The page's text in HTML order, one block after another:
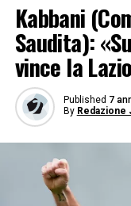
Kabbani
Saudita):
vince la
Published 7
By Redazione